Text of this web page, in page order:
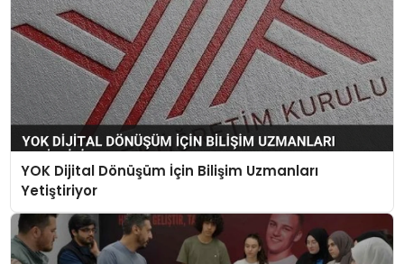
YOK Dijital Dönüşüm İçin Bilişim Uzmanları
Yetiştiriyor